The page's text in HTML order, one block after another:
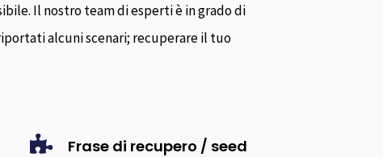
Il nostro team di esperti è in grado di
alcuni scenari; recuperare il tuo

Frase di recupero / seed